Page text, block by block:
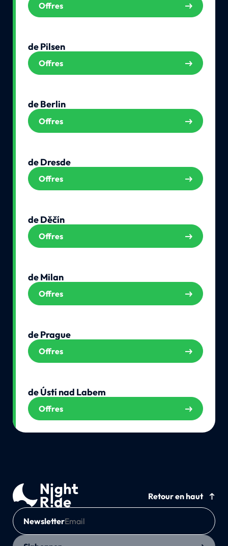
Offres
de Pilsen
Offres
de Berlin
Offres
de Dresde
Offres
de Děčín
Offres
de Milan
Offres
de Prague
Offres
de Ústí nad Labem
Offres
Retour en haut
Newsletter